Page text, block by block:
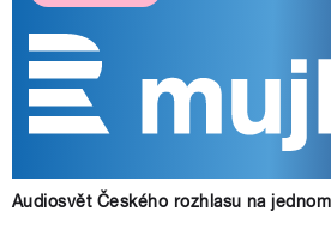
Audiosvět Českého rozhlasu na